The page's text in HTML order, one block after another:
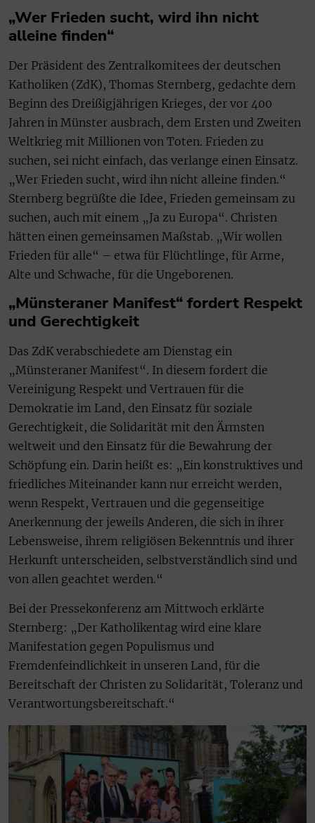
„Wer Frieden sucht, wird ihn nicht
alleine finden“
Der Präsident des Zentralkomitees der deutschen
Katholiken (ZdK), Thomas Sternberg, gedachte dem
Beginn des Dreißigjährigen Krieges, der vor 400
Jahren in Münster ausbrach, dem Ersten und Zweiten
Weltkrieg mit Millionen von Toten. Frieden zu
suchen, sei nicht einfach, das verlange einen Einsatz.
„Wer Frieden sucht, wird ihn nicht alleine finden.“
Sternberg begrüßte die Idee, Frieden gemeinsam zu
suchen, auch mit einem „Ja zu Europa“. Christen
hätten einen gemeinsamen Maßstab. „Wir wollen
Frieden für alle“ – etwa für Flüchtlinge, für Arme,
Alte und Schwache, für die Ungeborenen.
„Münsteraner Manifest“ fordert Respekt
und Gerechtigkeit
Das ZdK verabschiedete am Dienstag ein
„Münsteraner Manifest“. In diesem fordert die
Vereinigung Respekt und Vertrauen für die
Demokratie im Land, den Einsatz für soziale
Gerechtigkeit, die Solidarität mit den Ärmsten
weltweit und den Einsatz für die Bewahrung der
Schöpfung ein. Darin heißt es: „Ein konstruktives und
friedliches Miteinander kann nur erreicht werden,
wenn Respekt, Vertrauen und die gegenseitige
Anerkennung der jeweils Anderen, die sich in ihrer
Lebensweise, ihrem religiösen Bekenntnis und ihrer
Herkunft unterscheiden, selbstverständlich sind und
von allen geachtet werden.“
Bei der Pressekonferenz am Mittwoch erklärte
Sternberg: „Der Katholikentag wird eine klare
Manifestation gegen Populismus und
Fremdenfeindlichkeit in unseren Land, für die
Bereitschaft der Christen zu Solidarität, Toleranz und
Verantwortungsbereitschaft.“